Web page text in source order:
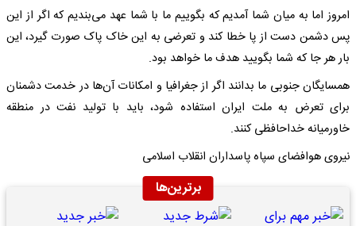
امروز اما به میان شما آمدیم که بگوییم ما با شما عهد می‌بندیم که اگر از این
پس دشمن دست از پا خطا کند و تعرضی به این خاک پاک صورت گیرد، این
بار هر جا که شما بگویید هدف ما خواهد بود.
همسایگان جنوبی ما بدانند اگر از جغرافیا و امکانات آن‌ها در خدمت دشمنان
برای تعرض به ملت ایران استفاده شود، باید با تولید نفت در منطقه
خاورمیانه خداحافظی کنند.
نیروی هوافضای سپاه پاسداران انقلاب اسلامی
برترین‌ها